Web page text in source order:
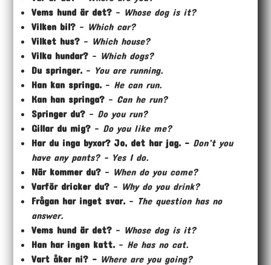
Vems hund är det? – Whose dog is it?
Vilken bil? – Which car?
Vilket hus? – Which house?
Vilka hundar? – Which dogs?
Du springer. – You are running.
Han kan springa. – He can run.
Kan han springa? – Can he run?
Springer du? – Do you run?
Gillar du mig? – Do you like me?
Har du inga byxor? Jo, det har jag. – Don’t you
have any pants? – Yes I do.
När kommer du? – When do you come?
Varför dricker du? – Why do you drink?
Frågan har inget svar. – The question has no
answer.
Vems hund är det? – Whose dog is it?
Han har ingen katt. – He has no cat.
Vart åker ni? – Where are you going?